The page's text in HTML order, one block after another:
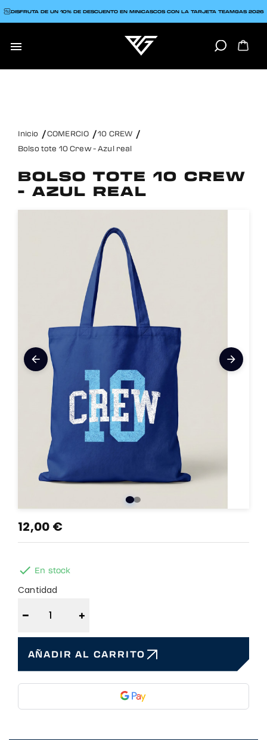

DISFRUTA DE UN 10% DE DESCUENTO EN MINICASCOS CON LA TARJETA TEAMGAS 2026
Inicio COMERCIO
10 CREW
Bolso tote 10 Crew - Azul real
BOLSO TOTE 10 CREW
- AZUL REAL
arrow_back arrow_forward
12,00 €
 En stock
Cantidad
− +
AÑADIR AL CARRITO